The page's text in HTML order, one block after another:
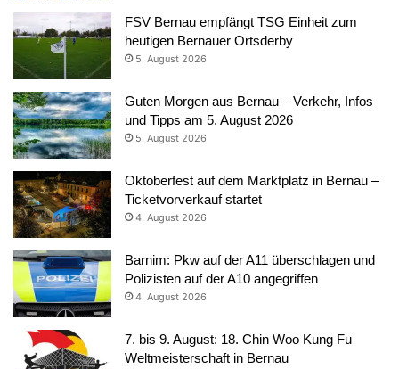
FSV Bernau empfängt TSG Einheit zum
heutigen Bernauer Ortsderby
5. August 2026
Guten Morgen aus Bernau – Verkehr, Infos
und Tipps am 5. August 2026
5. August 2026
Oktoberfest auf dem Marktplatz in Bernau –
Ticketvorverkauf startet
4. August 2026
Barnim: Pkw auf der A11 überschlagen und
Polizisten auf der A10 angegriffen
4. August 2026
7. bis 9. August: 18. Chin Woo Kung Fu
Weltmeisterschaft in Bernau